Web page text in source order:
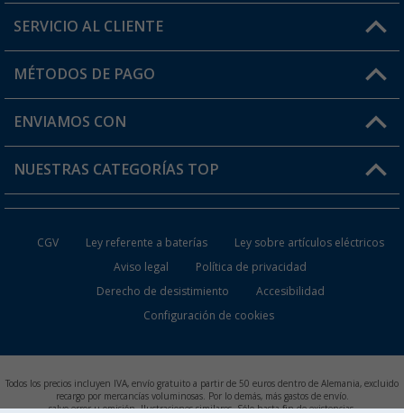
Conviértete en distribuidor
Mi cuenta
Tarjeta Berger Digital
SERVICIO AL CLIENTE
FAQ y Contacto
Información de envío
¿Dónde está mi pedido?
MÉTODOS DE PAGO
ENVIAMOS CON
NUESTRAS CATEGORÍAS TOP
Muebles de Camping
CGV Ley referente a baterías
Ley sobre artículos eléctricos
Aviso legal
Política de privacidad
Derecho de desistimiento
Accesibilidad
Configuración de cookies
Todos los precios incluyen IVA, envío gratuito a partir de 50 euros dentro de Alemania, excluido
recargo por mercancías voluminosas. Por lo demás, más gastos de envío.
salvo error u omisión. Ilustraciones similares. Sólo hasta fin de existencias.